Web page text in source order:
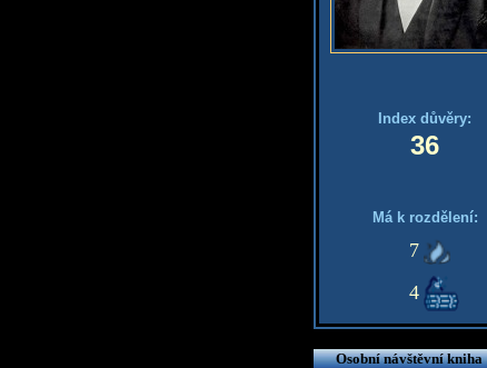
Index důvěry:
36
Má k rozdělení:
7
4
Osobní návštěvní kniha